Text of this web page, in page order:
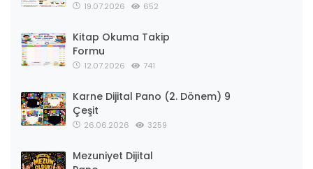
19.07.2026 652
Kitap Okuma Takip
Formu
12.07.2026 741
Karne Dijital Pano (2. Dönem) 9
Çeşit
26.06.2026 3259
Mezuniyet Dijital